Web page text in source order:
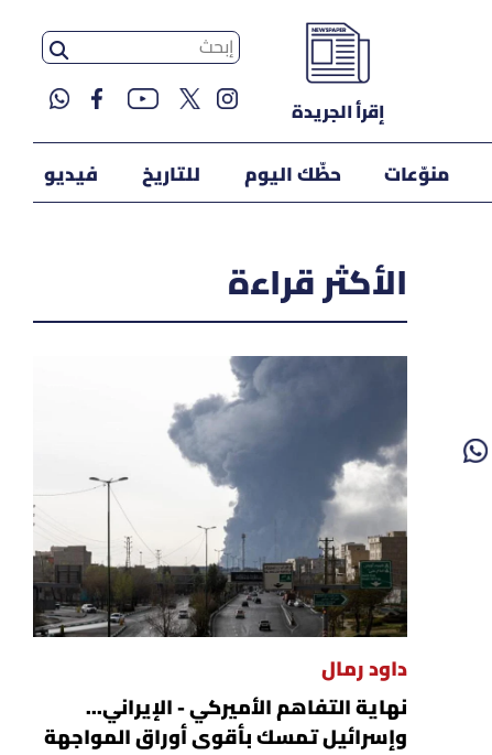
إقرأ الجريدة
منوّعات حظّك اليوم للتاريخ فيديو
الأكثر قراءة
داود رمال
نهاية التفاهم الأميركي - الإيراني...
وإسرائيل تمسك بأقوى أوراق المواجهة